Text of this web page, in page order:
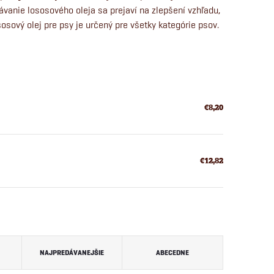
lososového oleja sa prejaví na zlepšení vzhľadu,
olej pre psy je určený pre všetky kategórie psov.
€8,20
€12,82
NAJPREDÁVANEJŠIE ABECEDNE